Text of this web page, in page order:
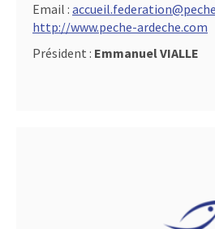
Email :
http://www.peche-ardeche.com
Président : Emmanuel VIALLE